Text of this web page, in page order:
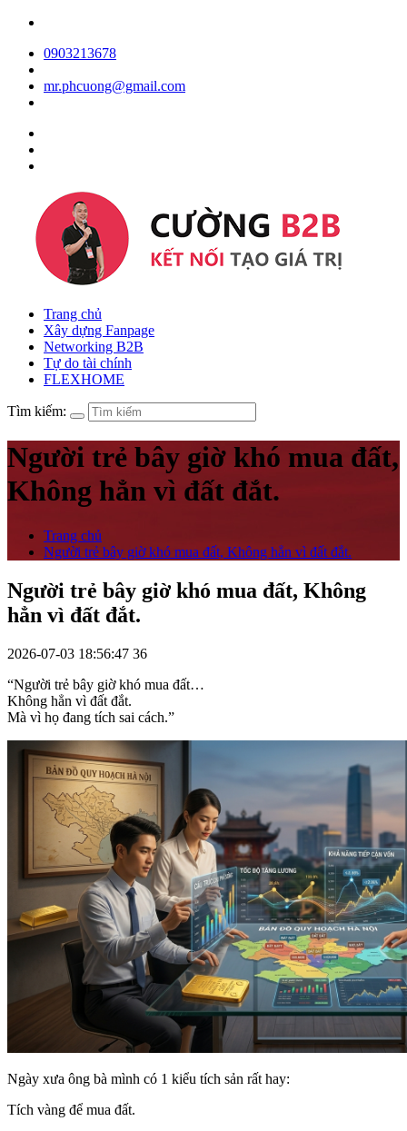
0903213678
mr.phcuong@gmail.com
Trang chủ
Xây dựng Fanpage
Networking B2B
Tự do tài chính
FLEXHOME
Tìm kiếm:
Người trẻ bây giờ khó mua đất,
Không hẳn vì đất đắt.
Trang chủ
Người trẻ bây giờ khó mua đất, Không hẳn vì đất đắt.
Người trẻ bây giờ khó mua đất, Không
hẳn vì đất đắt.
2026-07-03 18:56:47 36
“Người trẻ bây giờ khó mua đất…
Không hẳn vì đất đắt.
Mà vì họ đang tích sai cách.”
Ngày xưa ông bà mình có 1 kiểu tích sản rất hay:
Tích vàng để mua đất.